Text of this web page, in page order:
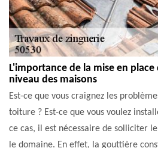
L'importance de la mise en
niveau des maisons
Est-ce que vous craignez les
toiture ? Est-ce que vous voulez
ce cas, il est nécessaire de solliciter
le domaine. En effet, la gouttière